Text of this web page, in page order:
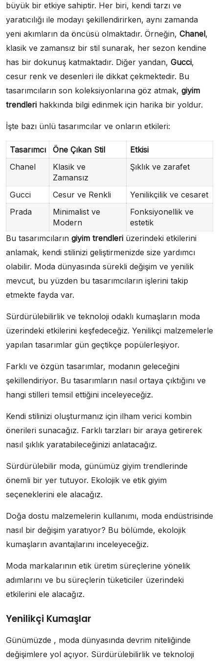
büyük bir etkiye sahiptir. Her biri, kendi tarzı ve
yaratıcılığı ile modayı şekillendirirken, aynı zamanda
yeni akımların da öncüsü olmaktadır. Örneğin, Chanel,
klasik ve zamansız bir stil sunarak, her sezon kendine
has bir dokunuş katmaktadır. Diğer yandan, Gucci,
cesur renk ve desenleri ile dikkat çekmektedir. Bu
tasarımcıların son koleksiyonlarına göz atmak, giyim
trendleri hakkında bilgi edinmek için harika bir yoldur.
İşte bazı ünlü tasarımcılar ve onların etkileri:
Tasarımcı Öne Çıkan Stil
Etkisi
Chanel
Klasik ve
Zamansız
Şıklık ve zarafet
Gucci Cesur ve Renkli
Yenilikçilik ve cesaret
Prada
Minimalist ve
Modern
Fonksiyonellik ve
estetik
Bu tasarımcıların giyim trendleri üzerindeki etkilerini
anlamak, kendi stilinizi geliştirmenizde size yardımcı
olabilir. Moda dünyasında sürekli değişim ve yenilik
mevcut, bu yüzden bu tasarımcıların işlerini takip
etmekte fayda var.
Sürdürülebilirlik ve teknoloji odaklı kumaşların moda
üzerindeki etkilerini keşfedeceğiz. Yenilikçi malzemelerle
yapılan tasarımlar gün geçtikçe popülerleşiyor.
Farklı ve özgün tasarımlar, modanın geleceğini
şekillendiriyor. Bu tasarımların nasıl ortaya çıktığını ve
hangi stilleri temsil ettiğini inceleyeceğiz.
Kendi stilinizi oluşturmanız için ilham verici kombin
önerileri sunacağız. Farklı tarzları bir araya getirerek
nasıl şıklık yaratabileceğinizi anlatacağız.
Sürdürülebilir moda, günümüz giyim trendlerinde
önemli bir yer tutuyor. Ekolojik ve etik giyim
seçeneklerini ele alacağız.
Doğa dostu malzemelerin kullanımı, moda endüstrisinde
nasıl bir değişim yaratıyor? Bu bölümde, ekolojik
kumaşların avantajlarını inceleyeceğiz.
Moda markalarının etik üretim süreçlerine yönelik
adımlarını ve bu süreçlerin tüketiciler üzerindeki
etkilerini ele alacağız.
Yenilikçi Kumaşlar
Günümüzde , moda dünyasında devrim niteliğinde
değişimlere yol açıyor. Sürdürülebilirlik ve teknoloji